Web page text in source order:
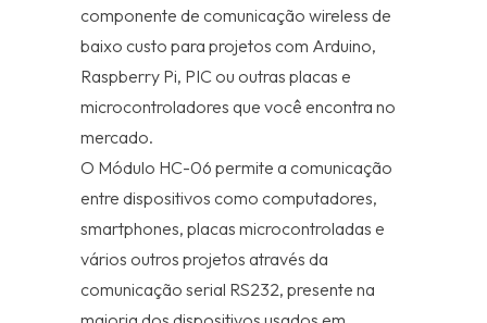
componente de comunicação wireless de
baixo custo para projetos com Arduino,
Raspberry Pi, PIC ou outras placas e
microcontroladores que você encontra no
mercado.
O Módulo HC-06 permite a comunicação
entre dispositivos como computadores,
smartphones, placas microcontroladas e
vários outros projetos através da
comunicação serial RS232, presente na